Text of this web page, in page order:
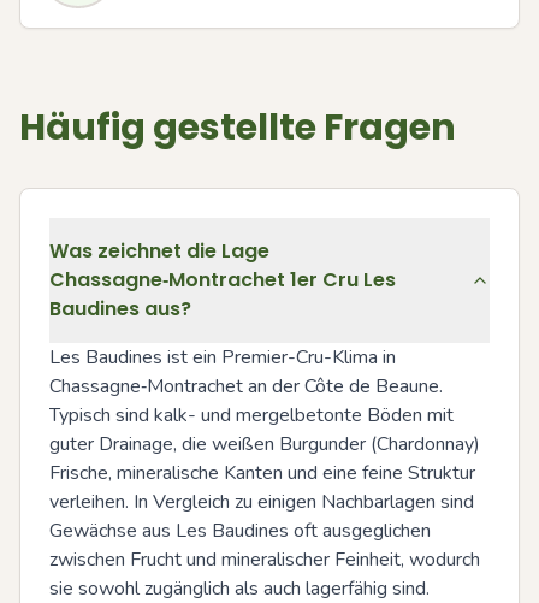
Häufig gestellte Fragen
Was zeichnet die Lage
Chassagne‑Montrachet 1er Cru Les
Baudines aus?
Les Baudines ist ein Premier-Cru-Klima in
Chassagne‑Montrachet an der Côte de Beaune.
Typisch sind kalk- und mergelbetonte Böden mit
guter Drainage, die weißen Burgunder (Chardonnay)
Frische, mineralische Kanten und eine feine Struktur
verleihen. In Vergleich zu einigen Nachbarlagen sind
Gewächse aus Les Baudines oft ausgeglichen
zwischen Frucht und mineralischer Feinheit, wodurch
sie sowohl zugänglich als auch lagerfähig sind.